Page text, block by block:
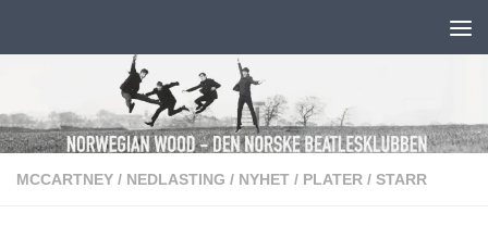
MCCARTNEY / NEDLASTING / NYHET / PLATER / STARR